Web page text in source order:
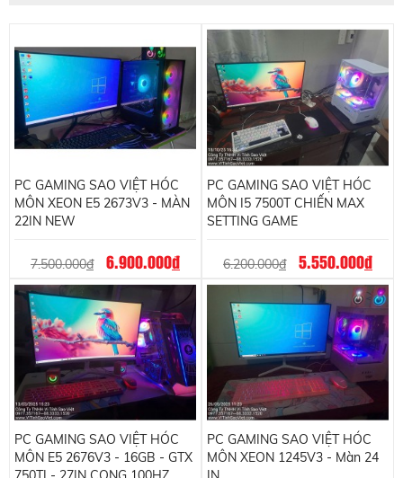
PC GAMING SAO VIỆT HÓC
MÔN XEON E5 2673V3 - MÀN
22IN NEW
7.500.000đ 6.900.000đ
PC GAMING SAO VIỆT HÓC
MÔN I5 7500T CHIẾN MAX
SETTING GAME
6.200.000đ 5.550.000đ
PC GAMING SAO VIỆT HÓC
MÔN E5 2676V3 - 16GB - GTX
PC GAMING SAO VIỆT HÓC
MÔN XEON 1245V3 - Màn 24